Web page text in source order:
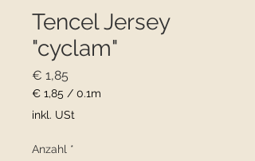
Tencel Jersey
"cyclam"
€ 1,85
€ 1,85 / 0.1m
€ 1,85
Meter
inkl. USt
Anzahl *